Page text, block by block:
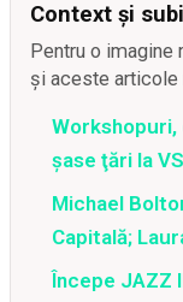
Context și
Pentru o
și aceste articole
şase ţări la
Michael
Capitală;
Începe JAZZ